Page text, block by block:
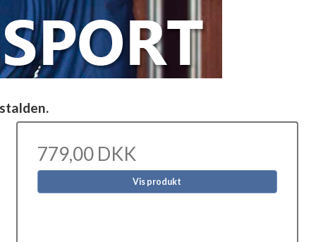
779,00 DKK
Vis produkt